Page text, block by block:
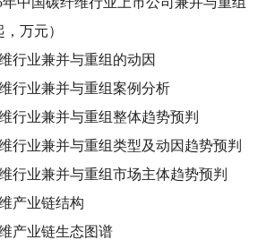
万元）
行业兼并与重组的动因
行业兼并与重组案例分析
行业兼并与重组整体趋势预判
行业兼并与重组类型及动因趋势预判
行业兼并与重组市场主体趋势预判
产业链结构
产业链生态图谱